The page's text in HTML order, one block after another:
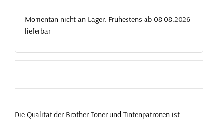
Momentan nicht an Lager. Frühestens ab 08.08.2026
lieferbar
Die Qualität der Brother Toner und Tintenpatronen ist